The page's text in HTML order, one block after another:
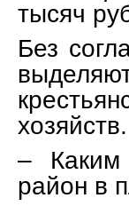
тысяч
Без
хозяйств.
– Каким
район в